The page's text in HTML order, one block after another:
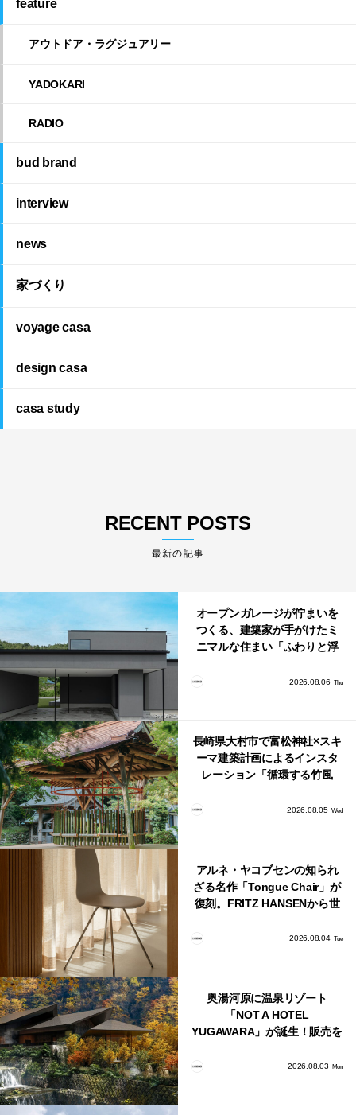
feature
アウトドア・ラグジュアリー
YADOKARI
RADIO
bud brand
interview
news
家づくり
voyage casa
design casa
casa study
RECENT POSTS
最新の記事
オープンガレージが佇まいを
つくる、建築家が手がけたミ
ニマルな住まい「ふわりと浮
2026.08.06 Thu
長崎県大村市で富松神社×スキ
ーマ建築計画によるインスタ
レーション「循環する竹風
2026.08.05 Wed
アルネ・ヤコブセンの知られ
ざる名作「Tongue Chair」が
復刻。FRITZ HANSENから世
2026.08.04 Tue
奥湯河原に温泉リゾート
「NOT A HOTEL
YUGAWARA」が誕生！販売を
2026.08.03 Mon